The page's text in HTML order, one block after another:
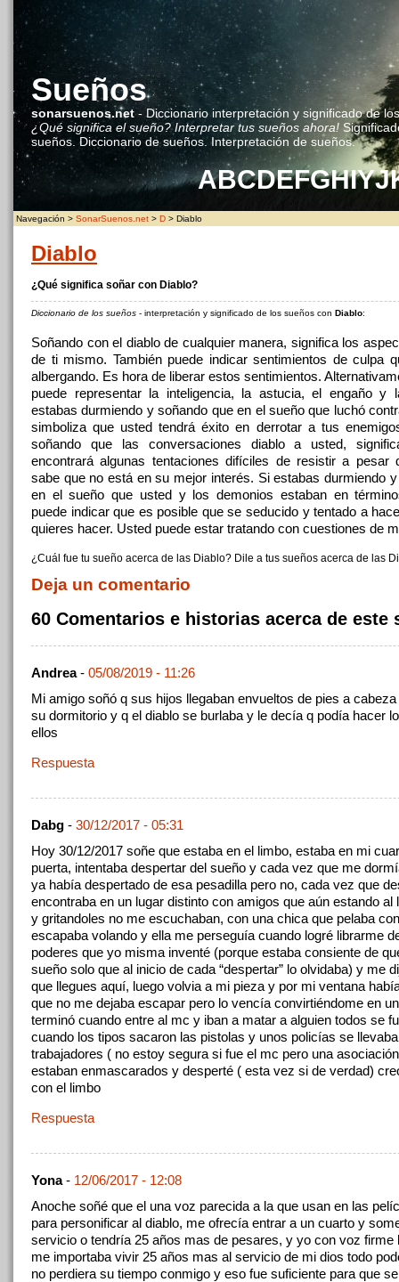
Sueños
sonarsuenos.net- Diccionario interpretación y significado de
¿Qué significa el sueño? Interpretar tus sueños ahora!
sueños. Diccionario de sueños. Interpretación de sueños.
ABCDEFGHIYJ
Navegación > SonarSuenos.net > D > Diablo
Diablo
¿Qué significa soñar con Diablo?
Diccionario de los sueños - interpretación y significado de los sueños con Diablo:
Soñando con el diablo de cualquier manera, significa los
de ti mismo. También puede indicar sentimientos de culpa
albergando. Es hora de liberar estos sentimientos.
puede representar la inteligencia, la astucia, el engaño y
estabas durmiendo y soñando que en el sueño que luchó
simboliza que usted tendrá éxito en derrotar a tus
soñando que las conversaciones diablo a usted,
encontrará algunas tentaciones difíciles de resistir a pesar
sabe que no está en su mejor interés. Si estabas durmiendo
en el sueño que usted y los demonios estaban en
puede indicar que es posible que se seducido y tentado a
quieres hacer. Usted puede estar tratando con cuestiones de
¿Cuál fue tu sueño acerca de las Diablo? Dile a tus sueños acerca de las
Deja un comentario
60 Comentarios e historias acerca de este
Andrea- 05/08/2019 - 11:26
Mi amigo soñó q sus hijos llegaban envueltos de pies a
su dormitorio y q el diablo se burlaba y le decía q podía hacer
ellos
Respuesta
Dabg - 30/12/2017 - 05:31
Hoy 30/12/2017 soñe que estaba en el limbo, estaba en mi
puerta, intentaba despertar del sueño y cada vez que me
ya había despertado de esa pesadilla pero no, cada vez que
encontraba en un lugar distinto con amigos que aún estando al
y gritandoles no me escuchaban, con una chica que pelaba
escapaba volando y ella me perseguía cuando logré librarme
poderes que yo misma inventé (porque estaba consiente de
sueño solo que al inicio de cada “despertar” lo olvidaba) y me
que llegues aquí, luego volvia a mi pieza y por mi ventana
que no me dejaba escapar pero lo vencía convirtiéndome en
terminó cuando entre al mc y iban a matar a alguien todos se
cuando los tipos sacaron las pistolas y unos policías se
trabajadores ( no estoy segura si fue el mc pero una
estaban enmascarados y desperté ( esta vez si de verdad)
con el limbo
Respuesta
Yona- 12/06/2017 - 12:08
Anoche soñé que el una voz parecida a la que usan en las
para personificar al diablo, me ofrecía entrar a un cuarto y
servicio o tendría 25 años mas de pesares, y yo con voz firme
me importaba vivir 25 años mas al servicio de mi dios todo
no perdiera su tiempo conmigo y eso fue suficiente para que